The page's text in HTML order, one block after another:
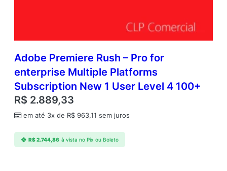
Adobe Premiere Rush – Pro for
enterprise Multiple Platforms
Subscription New 1 User Level 4 100+
R$ 2.889,33
em até 3x de R$ 963,11 sem juros
R$2.744,86 à vista no Pix ou Boleto